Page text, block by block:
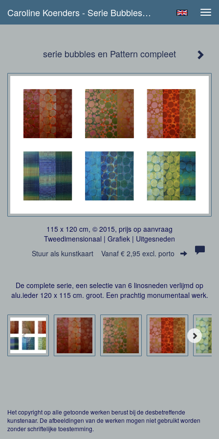
Caroline Koenders - Serie Bubbles En Pattern Compleet
serie bubbles en Pattern compleet
115 x 120 cm, © 2015, prijs op aanvraag
Tweedimensionaal | Grafiek | Uitgesneden
Stuur als kunstkaart Vanaf € 2,95 excl. porto
De complete serie, een selectie van 6 linosneden verlijmd op
alu.ieder 120 x 115 cm. groot. Een prachtig monumentaal werk.
Het copyright op alle getoonde werken berust bij de desbetreffende
kunstenaar. De afbeeldingen van de werken mogen niet gebruikt worden
zonder schriftelijke toestemming.